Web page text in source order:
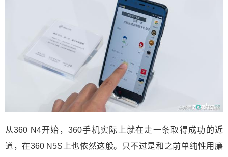
从360 N4开始，360手机实际上就在走一条取得成功的近
道，在360 N5S上也依然这般。只不过是和之前单纯性用廉